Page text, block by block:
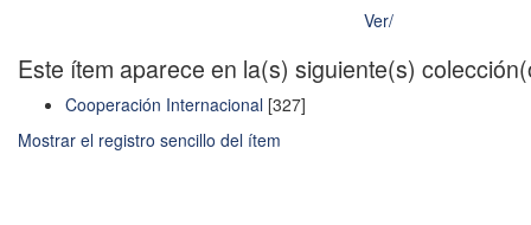
Ver/
Este ítem aparece en la(s) siguiente(s)
Cooperación Internacional [327]
Mostrar el registro sencillo del ítem